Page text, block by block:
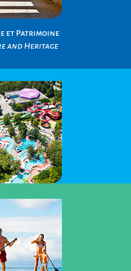
et Patrimoine
and Heritage
de Loisirs
Parks